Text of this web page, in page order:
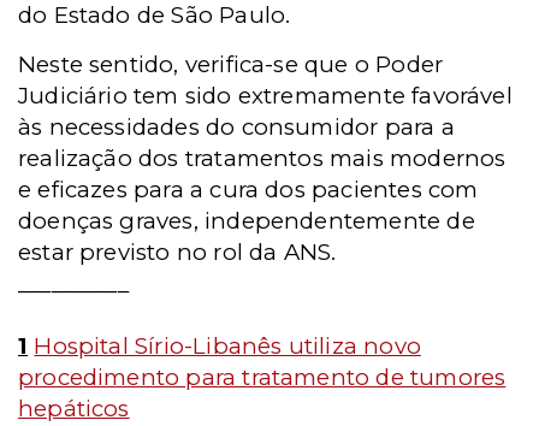
do Estado de São Paulo.
Neste sentido, verifica-se que o Poder
Judiciário tem sido extremamente favorável
às necessidades do consumidor para a
realização dos tratamentos mais modernos
e eficazes para a cura dos pacientes com
doenças graves, independentemente de
estar previsto no rol da ANS.
1 Hospital Sírio-Libanês utiliza novo
procedimento para tratamento de tumores
hepáticos